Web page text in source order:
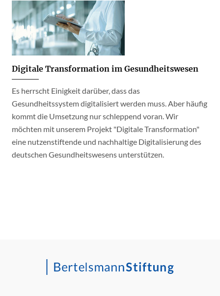
Digitale Transformation im Gesundheitswesen
Es herrscht Einigkeit darüber, dass das
Gesundheitssystem digitalisiert werden muss. Aber häufig
kommt die Umsetzung nur schleppend voran. Wir
möchten mit unserem Projekt "Digitale Transformation"
eine nutzenstiftende und nachhaltige Digitalisierung des
deutschen Gesundheitswesens unterstützen.